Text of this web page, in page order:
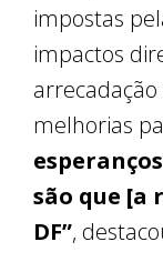
impostas
impactos
melhorias
são que [a
DF”,